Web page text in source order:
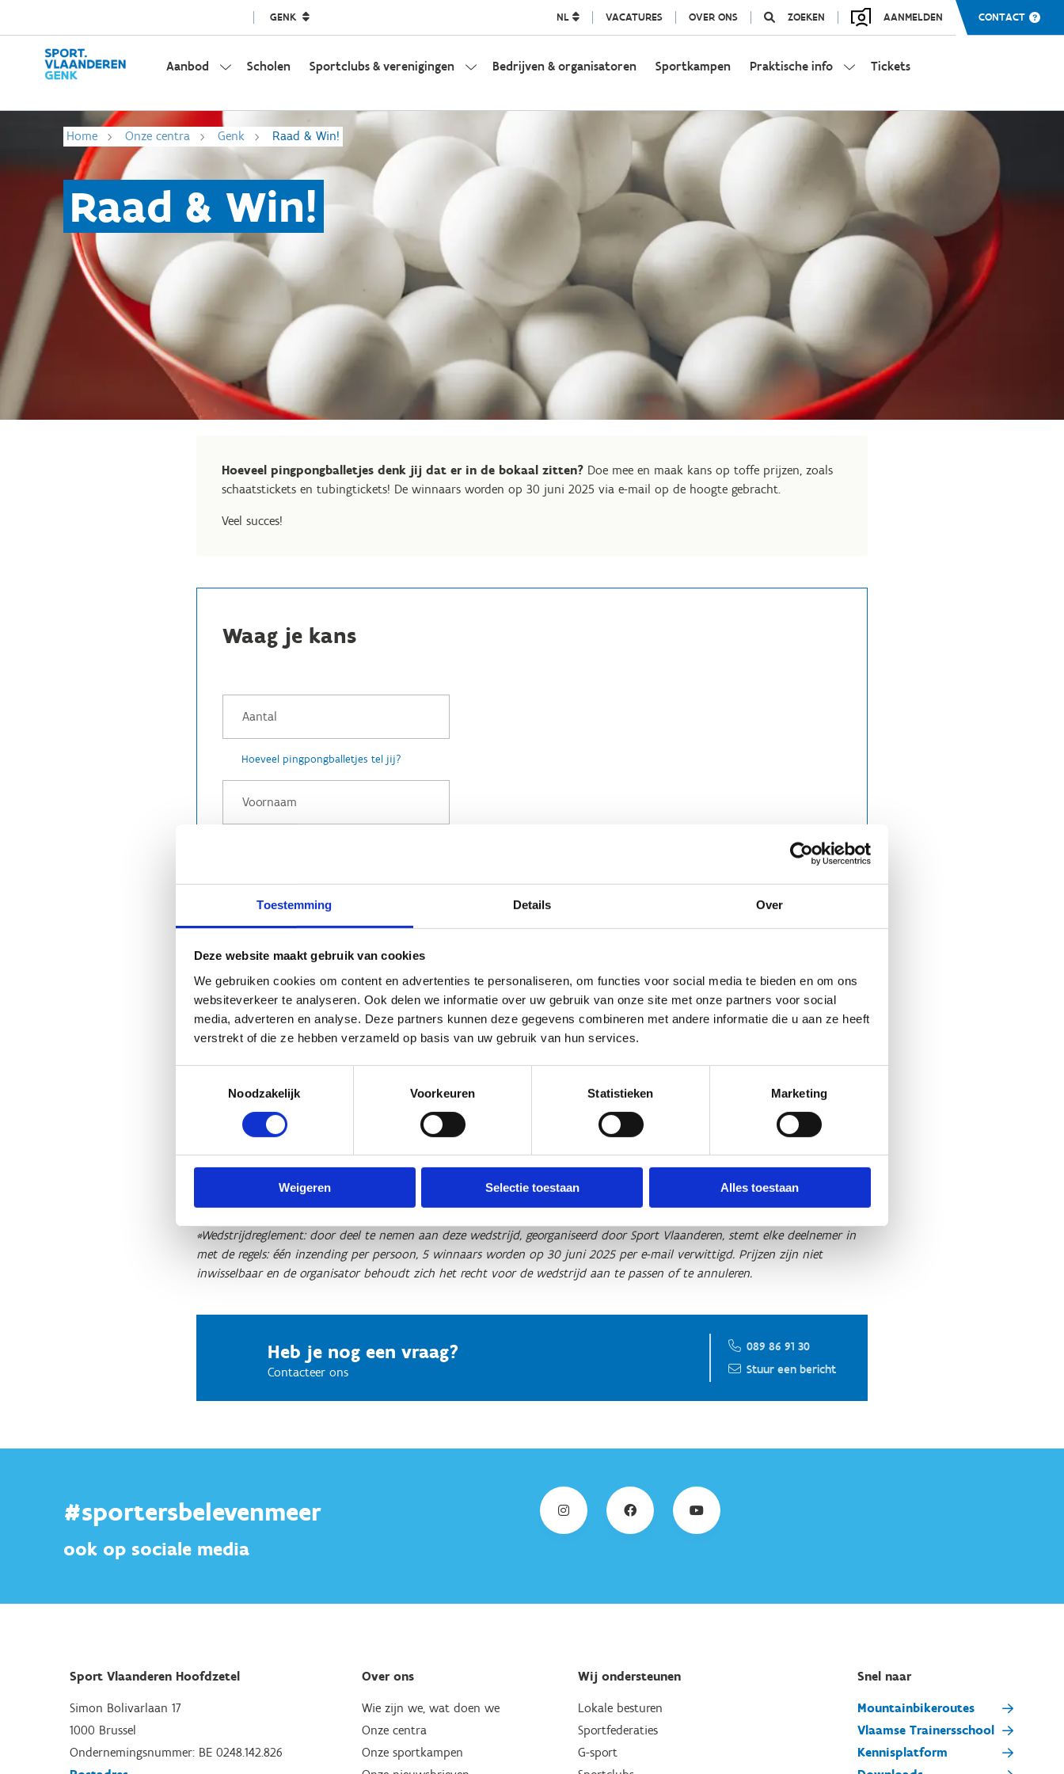
Toestemming Details Over
Deze website maakt gebruik van cookies
We gebruiken cookies om content en advertenties te personaliseren, om functies voor social media te bieden en om ons
websiteverkeer te analyseren. Ook delen we informatie over uw gebruik van onze site met onze partners voor social
media, adverteren en analyse. Deze partners kunnen deze gegevens combineren met andere informatie die u aan ze heeft
verstrekt of die ze hebben verzameld op basis van uw gebruik van hun services.
Noodzakelijk
Voorkeuren Statistieken Marketing
Weigeren Selectie toestaan Alles toestaan
GENK NL VACATURES OVER ONS ZOEKEN AANMELDEN CONTACT
Aanbod Scholen Sportclubs & verenigingen Bedrijven & organisatoren Sportkampen Praktische info Tickets
Home Onze centra Genk Raad & Win!
Raad & Win!
Hoeveel pingpongballetjes denk jij dat er in de bokaal zitten? Doe mee en maak kans op toffe prijzen, zoals
schaatstickets en tubingtickets! De winnaars worden op 30 juni 2025 via e-mail op de hoogte gebracht.
Veel succes!
Waag je kans
Hoeveel pingpongballetjes tel jij?
evenementen.
Door deel te nemen aan deze wedstrijd, georganiseerd door Sport Vlaanderen, ga ik akkoord met het
wedstrijdreglement*.
Anti-Robot Verification
*Wedstrijdreglement: door deel te nemen aan deze wedstrijd, georganiseerd door Sport Vlaanderen, stemt elke deelnemer in
met de regels: één inzending per persoon, 5 winnaars worden op 30 juni 2025 per e-mail verwittigd. Prijzen zijn niet
inwisselbaar en de organisator behoudt zich het recht voor de wedstrijd aan te passen of te annuleren.
Heb je nog een vraag?
Contacteer ons
089 86 91 30
Stuur een bericht
#sportersbelevenmeer
ook op sociale media
Sport Vlaanderen Hoofdzetel
Simon Bolivarlaan 17
1000 Brussel
Ondernemingsnummer: BE 0248.142.826
Over ons
Wie zijn we, wat doen we
Onze centra
Onze sportkampen
Wij ondersteunen
Lokale besturen
Sportfederaties
G-sport
Snel naar
Mountainbikeroutes
Vlaamse Trainersschool
Kennisplatform